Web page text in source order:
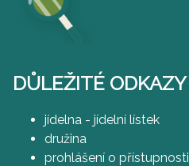
DŮLEŽITÉ ODKAZY
jídelna - jídelní lístek
družina
prohlášení o přístupnosti